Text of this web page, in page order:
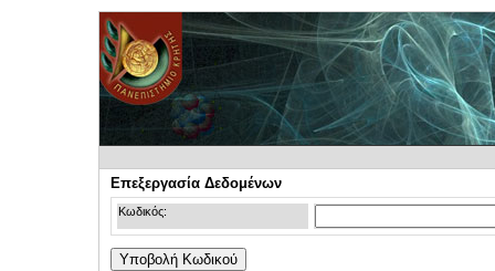
Επεξεργασία Δεδομένων
Κωδικός: